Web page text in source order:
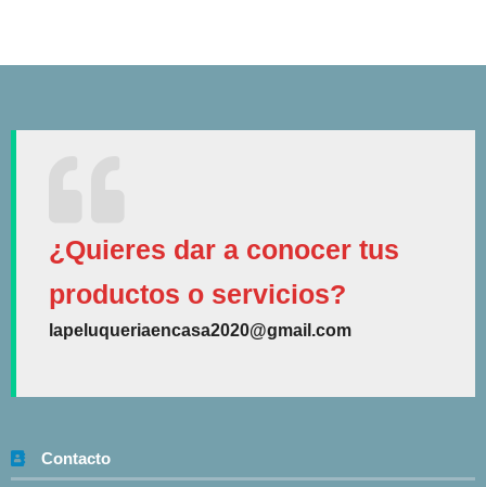
¿Quieres dar a conocer tus
productos o servicios?
lapeluqueriaencasa2020@gmail.com
Contacto